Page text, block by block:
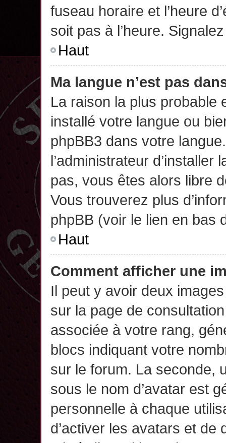
fuseau horaire et l’heure
soit pas à l’heure.
Haut
Ma langue n’est pas
La raison la plus probable
installé votre langue ou
phpBB3 dans votre
l’administrateur d’installer
pas, vous êtes alors libre
Vous trouverez plus
phpBB (voir le lien en bas
Haut
Comment afficher une
Il peut y avoir deux
sur la page de
associée à votre rang,
blocs indiquant votre
sur le forum. La seconde,
sous le nom d’avatar est
personnelle à chaque
d’activer les avatars et de